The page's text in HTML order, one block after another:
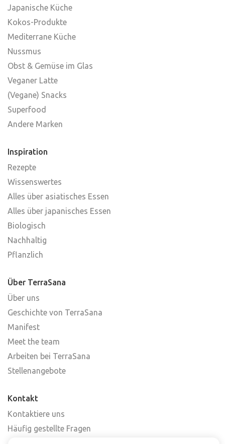
Japanische Küche
Kokos-Produkte
Mediterrane Küche
Nussmus
Obst & Gemüse im Glas
Veganer Latte
(Vegane) Snacks
Superfood
Andere Marken
Inspiration
Rezepte
Wissenswertes
Alles über asiatisches Essen
Alles über japanisches Essen
Biologisch
Nachhaltig
Pflanzlich
Über TerraSana
Über uns
Geschichte von TerraSana
Manifest
Meet the team
Arbeiten bei TerraSana
Stellenangebote
Kontakt
Kontaktiere uns
Häufig gestellte Fragen